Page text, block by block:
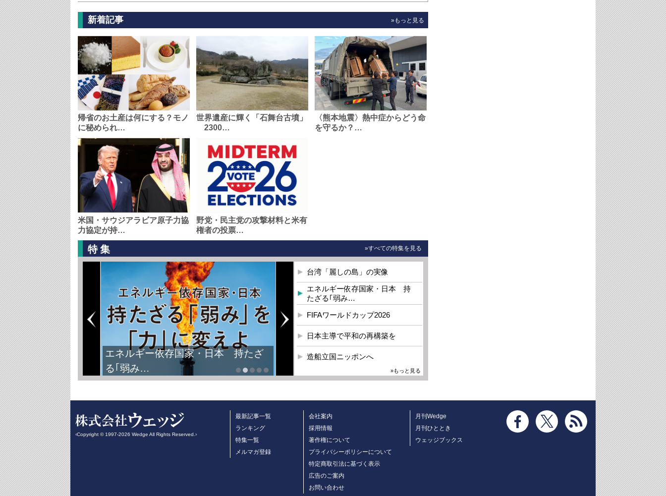
新着記事 »もっと見る
帰省のお土産は何にする？モノ
に秘められ…
世界遺産に輝く「石舞台古墳」
2300…
〈熊本地震〉熱中症からどう命
を守るか？…
米国・サウジアラビア原子力協
力協定が持…
野党・民主党の攻撃材料と米有
権者の投票…
特集 »すべての特集を見る
エネルギー依存国家・日本 持たざ
る｢弱み…
台湾「麗しの島」の実像
エネルギー依存国家・日本 持
たざる｢弱み…
FIFAワールドカップ2026
日本主導で平和の再構築を
造船立国ニッポンへ
»もっと見る
‹Copyright © 1997-2026 Wedge All Rights Reserved.›
最新記事一覧
ランキング
特集一覧
メルマガ登録
会社案内
採用情報
著作権について
プライバシーポリシーについて
特定商取引法に基づく表示
広告のご案内
お問い合わせ
月刊Wedge
月刊ひととき
ウェッジブックス